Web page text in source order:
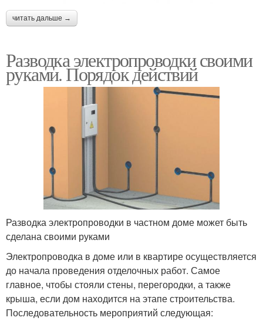
читать дальше →
Разводка электропроводки своими
руками. Порядок действий
Разводка электропроводки в частном доме может быть
сделана своими руками
Электропроводка в доме или в квартире осуществляется
до начала проведения отделочных работ. Самое
главное, чтобы стояли стены, перегородки, а также
крыша, если дом находится на этапе строительства.
Последовательность мероприятий следующая: